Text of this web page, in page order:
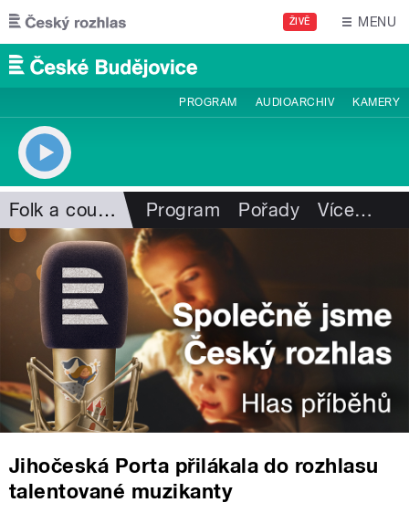
Přejít k hlavnímu obsahu
ŽIVĚ MENU
PROGRAM AUDIOARCHIV KAMERY
Folk a country Program Pořady Více…
Jihočeská Porta přilákala do rozhlasu
talentované muzikanty